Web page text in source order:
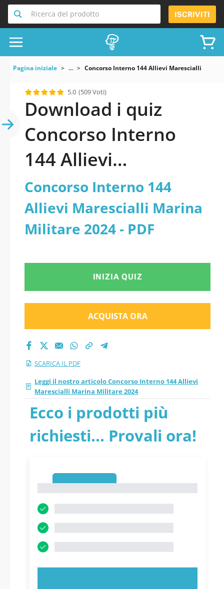
Ricerca del prodotto ISCRIVITI
Pagina iniziale ... Concorso Interno 144 Allievi Marescialli
5.0 (509 Voti)
Download i quiz
Concorso Interno
144 Allievi
Marescialli Marina
Militare 2024 pdf
versione 2026
aggiornati
Concorso Interno 144
Allievi Marescialli Marina
Militare 2024 - PDF
INIZIA QUIZ
ACQUISTA ORA
SCARICA IL PDF
Leggi il nostro articolo Concorso Interno 144 Allievi
Marescialli Marina Militare 2024
Ecco i prodotti più
richiesti... Provali ora!